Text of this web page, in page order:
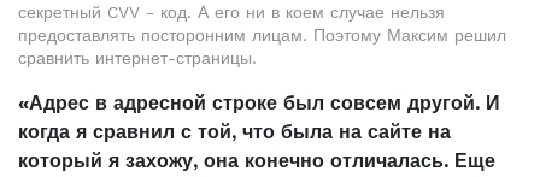
секретный CVV - код. А его ни в коем случае нельзя
предоставлять посторонним лицам. Поэтому Максим решил
сравнить интернет-страницы.
«Адрес в адресной строке был совсем другой. И
когда я сравнил с той, что была на сайте на
который я захожу, она конечно отличалась. Еще